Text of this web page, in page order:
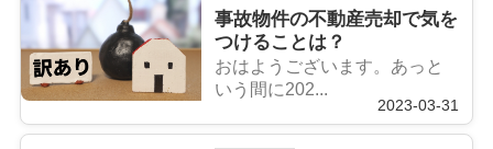
事故物件の不動産売却で気を
つけることは？
おはようございます。あっと
いう間に202...
2023-03-31